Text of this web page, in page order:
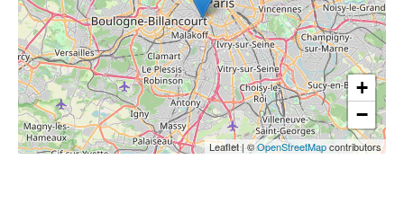
+
−
Leaflet|©OpenStreetMapcontributors